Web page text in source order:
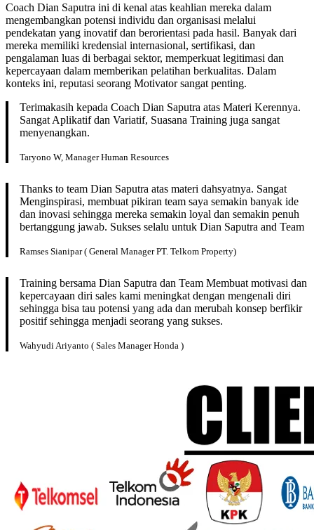
Coach Dian Saputra ini di kenal atas keahlian mereka dalam
mengembangkan potensi individu dan organisasi melalui
pendekatan yang inovatif dan berorientasi pada hasil. Banyak dari
mereka memiliki kredensial internasional, sertifikasi, dan
pengalaman luas di berbagai sektor, memperkuat legitimasi dan
kepercayaan dalam memberikan pelatihan berkualitas. Dalam
konteks ini, reputasi seorang Motivator sangat penting.
Terimakasih kepada Coach Dian Saputra atas Materi Kerennya.
Sangat Aplikatif dan Variatif, Suasana Training juga sangat
menyenangkan.
Taryono W, Manager Human Resources
Thanks to team Dian Saputra atas materi dahsyatnya. Sangat
Menginspirasi, membuat pikiran team saya semakin banyak ide
dan inovasi sehingga mereka semakin loyal dan semakin penuh
bertanggung jawab. Sukses selalu untuk Dian Saputra and Team
Ramses Sianipar ( General Manager PT. Telkom Property)
Training bersama Dian Saputra dan Team Membuat motivasi dan
kepercayaan diri sales kami meningkat dengan mengenali diri
sehingga bisa tau potensi yang ada dan merubah konsep berfikir
positif sehingga menjadi seorang yang sukses.
Wahyudi Ariyanto ( Sales Manager Honda )